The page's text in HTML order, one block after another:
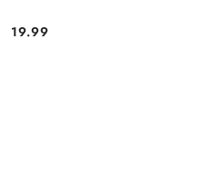
Cena:
19.99